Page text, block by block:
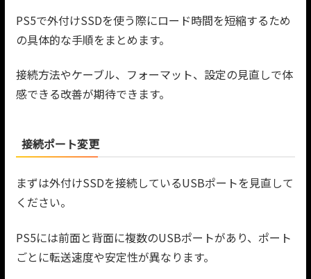
PS5で外付けSSDを使う際にロード時間を短縮するため
の具体的な手順をまとめます。
接続方法やケーブル、フォーマット、設定の見直しで体
感できる改善が期待できます。
接続ポート変更
まずは外付けSSDを接続しているUSBポートを見直して
ください。
PS5には前面と背面に複数のUSBポートがあり、ポート
ごとに転送速度や安定性が異なります。